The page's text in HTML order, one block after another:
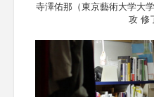
寺澤佑那（東京藝術大学大
攻 修